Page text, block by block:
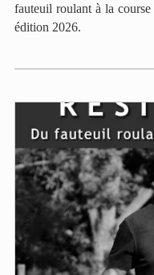
fauteuil roulant à la
édition 2026.